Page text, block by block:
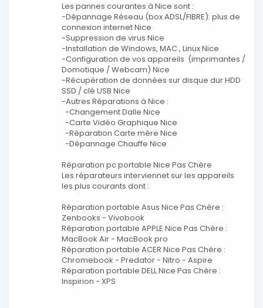
Les pannes courantes à Nice sont :
-Dépannage Réseau (box ADSL/FIBRE): plus de
connexion internet Nice
-Suppression de virus Nice
-Installation de Windows, MAC , Linux Nice
-Configuration de vos appareils (imprimantes /
Domotique / Webcam) Nice
-Récupération de données sur disque dur HDD
SSD / clé USB Nice
-Autres Réparations à Nice :
-Changement Dalle Nice
-Carte Vidéo Graphique Nice
-Réparation Carte mère Nice
-Dépannage Chauffe Nice
Réparation pc portable Nice Pas Chère
Les réparateurs interviennet sur les appareils
les plus courants dont :
Réparation portable Asus Nice Pas Chère :
Zenbooks - Vivobook
Réparation portable APPLE Nice Pas Chère :
MacBook Air - MacBook pro
Réparation portable ACER Nice Pas Chère :
Chromebook - Predator - Nitro - Aspire
Réparation portable DELL Nice Pas Chère :
Inspirion - XPS